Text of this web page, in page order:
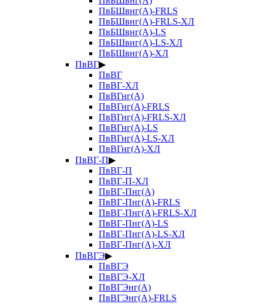
ПвБШвнг(А)-FRLS
ПвБШвнг(А)-FRLS-ХЛ
ПвБШвнг(А)-LS
ПвБШвнг(А)-LS-ХЛ
ПвБШвнг(А)-ХЛ
ПвВГ▶
ПвВГ
ПвВГ-ХЛ
ПвВГнг(А)
ПвВГнг(А)-FRLS
ПвВГнг(А)-FRLS-ХЛ
ПвВГнг(А)-LS
ПвВГнг(А)-LS-ХЛ
ПвВГнг(А)-ХЛ
ПвВГ-П▶
ПвВГ-П
ПвВГ-П-ХЛ
ПвВГ-Пнг(А)
ПвВГ-Пнг(А)-FRLS
ПвВГ-Пнг(А)-FRLS-ХЛ
ПвВГ-Пнг(А)-LS
ПвВГ-Пнг(А)-LS-ХЛ
ПвВГ-Пнг(А)-ХЛ
ПвВГЭ▶
ПвВГЭ
ПвВГЭ-ХЛ
ПвВГЭнг(А)
ПвВГЭнг(А)-FRLS